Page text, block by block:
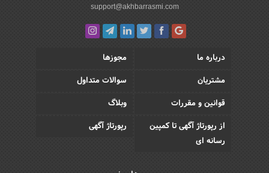
support@akhbarrasmi.com
درباره ما
مجوزها
مشتریان
سوالات متداول
قوانین و مقررات
وبلاگ
از رپورتاژ آگهی تا کمپین
رسانه ای
رپورتاژ آگهی